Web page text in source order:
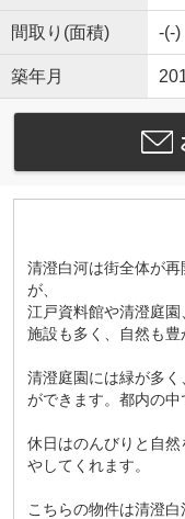
間取り(面積) -(-)
築年月
清澄白河は街全体が
が、
江戸資料館や清澄庭
施設も多く、自然も豊
清澄庭園には緑が多
ができます。都内の中
休日はのんびりと自
やしてくれます。
こちらの物件は清澄白